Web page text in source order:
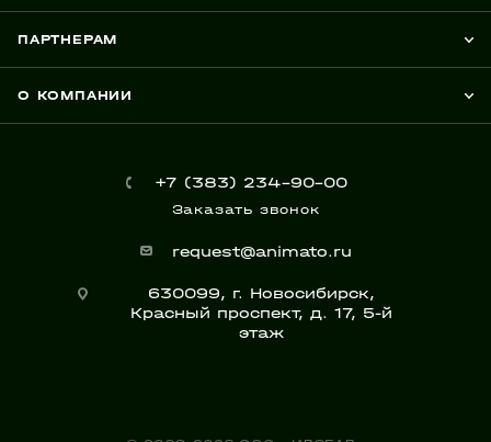
ПАРТНЕРАМ
О КОМПАНИИ
+7 (383) 234-90-00
Заказать звонок
request@animato.ru
630099, г. Новосибирск,
Красный проспект, д. 17, 5-й
этаж